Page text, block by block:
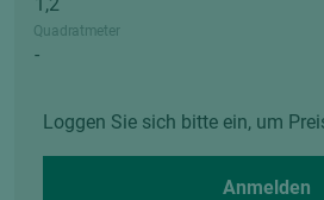
Quadratmeter
Loggen Sie sich bitte ein, um
Anmelden